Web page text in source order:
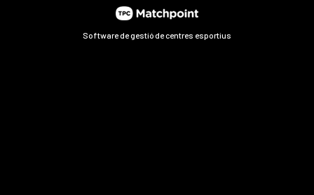
Software de gestió de centres esportius